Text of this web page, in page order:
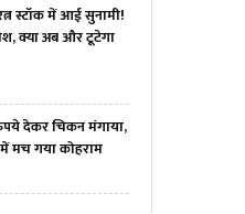
स्टॉक में आई सुनामी!
क्या अब और टूटेगा
देकर चिकन मंगाया,
मच गया कोहराम